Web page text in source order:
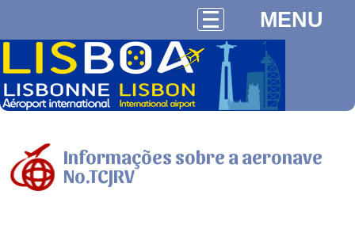
MENU
Informações sobre a aeronave
No.TCJRV